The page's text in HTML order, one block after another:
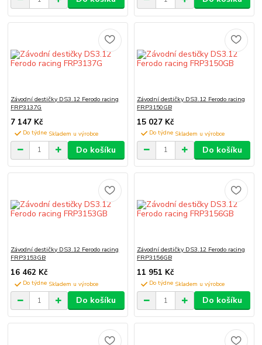
Závodní destičky DS3.12 Ferodo racing
FRP3137G
7 147 Kč
Do týdne
Do košíku
Závodní destičky DS3.12 Ferodo racing
FRP3150GB
15 027 Kč
Do týdne
Do košíku
Závodní destičky DS3.12 Ferodo racing
FRP3153GB
16 462 Kč
Do týdne
Do košíku
Závodní destičky DS3.12 Ferodo racing
FRP3156GB
11 951 Kč
Do týdne
Do košíku